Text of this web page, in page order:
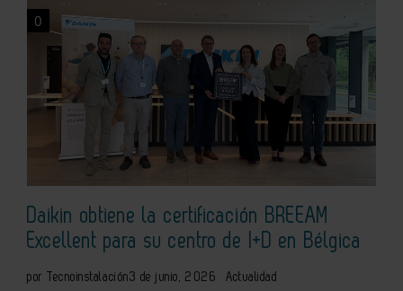
0
Daikin obtiene la certificación BREEAM
Excellent para su centro de I+D en Bélgica
por Tecnoinstalación3 de junio, 2026 Actualidad